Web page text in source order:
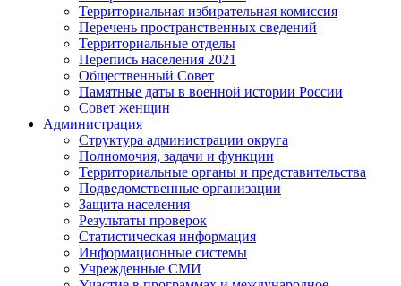
Территориальная избирательная комиссия
Перечень пространственных сведений
Территориальные отделы
Перепись населения 2021
Общественный Совет
Памятные даты в военной истории России
Совет женщин
Администрация
Структура администрации округа
Полномочия, задачи и функции
Территориальные органы и представительства
Подведомственные организации
Защита населения
Результаты проверок
Статистическая информация
Информационные системы
Учрежденные СМИ